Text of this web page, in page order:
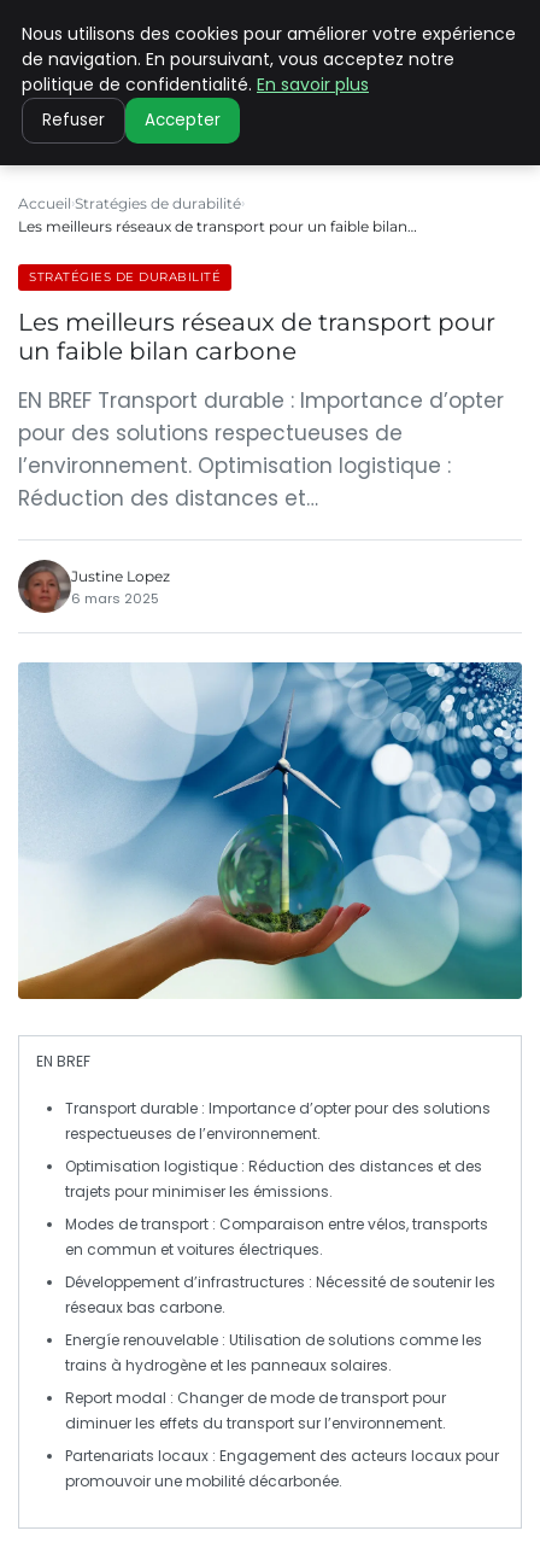
CLIMATE C ADVANCED
Accueil Stratégies de durabilité
Les meilleurs réseaux de transport pour un faible bilan…
STRATÉGIES DE DURABILITÉ
Les meilleurs réseaux de transport pour
un faible bilan carbone
EN BREF Transport durable : Importance d’opter
pour des solutions respectueuses de
l’environnement. Optimisation logistique :
Réduction des distances et…
Justine Lopez
6 mars 2025
EN BREF
Transport durable : Importance d’opter pour des solutions
respectueuses de l’environnement.
Optimisation logistique : Réduction des distances et des
trajets pour minimiser les émissions.
Modes de transport : Comparaison entrevélos,transports
en commun etvoitures électriques.
Développement d’infrastructures : Nécessité de soutenir les
réseauxbas carbone.
Energíe renouvelable : Utilisation de solutions comme les
trains à hydrogène et les panneaux solaires.
Report modal : Changer de mode de transport pour
diminuer les effets du transport sur l’environnement.
Partenariats locaux : Engagement des acteurs locaux pour
promouvoir unemobilité décarbonée.
Nous utilisons des cookies pour améliorer votre expérience
de navigation. En poursuivant, vous acceptez notre
politique de confidentialité. En savoir plus
Refuser Accepter